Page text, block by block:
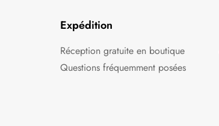
Expédition
Réception gratuite en boutique
Questions fréquemment posées